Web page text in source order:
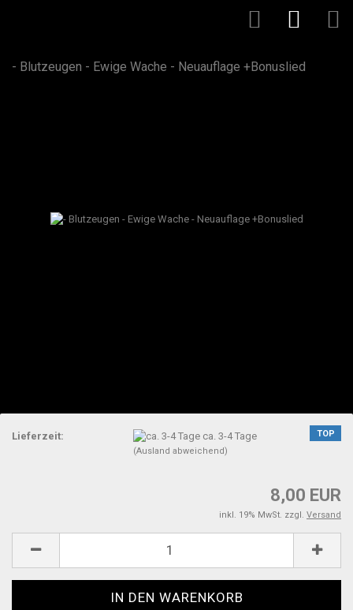
- Blutzeugen - Ewige Wache - Neuauflage +Bonuslied
TOP
Lieferzeit: ca. 3-4 Tage
(Ausland abweichend)
8,00 EUR
inkl. 19% MwSt. zzgl. Versand